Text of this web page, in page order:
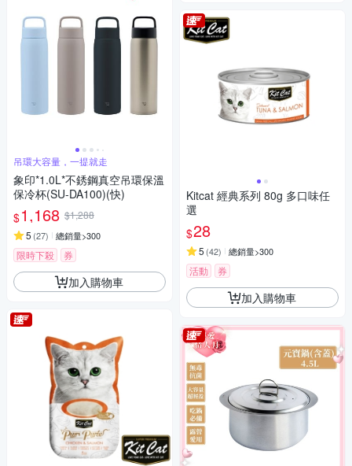
吊環大容量，一提就走
象印*1.0L*不銹鋼真空吊環保溫
保冷杯(SU-DA100)(快)
$1,168 $1,288
5 (27) 總銷量>300
限時下殺 券
加入購物車
Kitcat 經典系列 80g 多口味任
選
$28
5 (42) 總銷量>300
活動 券
加入購物車